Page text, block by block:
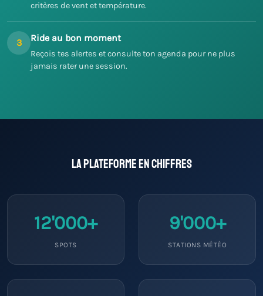
critères de vent et température.
3 Ride au bon moment
Reçois tes alertes et consulte ton agenda pour ne plus
jamais rater une session.
La plateforme en chiffres
12'000+
SPOTS
9'000+
STATIONS MÉTÉO